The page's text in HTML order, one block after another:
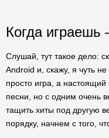
Когда играешь
Слушай, тут такое дело:
Android и, скажу, я чуть
просто игра, а настоящий
песни, но с одним очень
тащить хиты под другую
порядку, начнем с того,